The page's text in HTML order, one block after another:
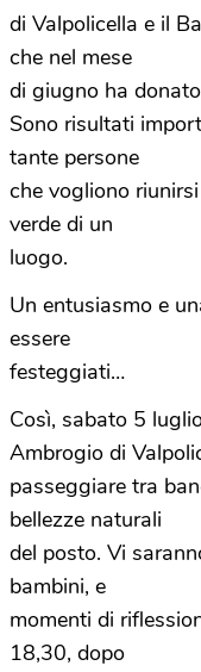
di Valpolicella e il
che nel mese
di giugno ha
Sono risultati
tante persone
che vogliono
verde di un
luogo.
Un entusiasmo e
essere
festeggiati…
Così, sabato 5
Ambrogio di
passeggiare tra
bellezze naturali
del posto. Vi
bambini, e
momenti di
18,30, dopo